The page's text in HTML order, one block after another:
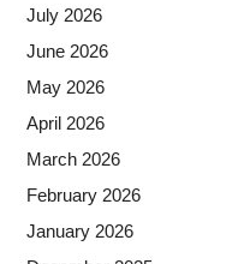
July 2026
June 2026
May 2026
April 2026
March 2026
February 2026
January 2026